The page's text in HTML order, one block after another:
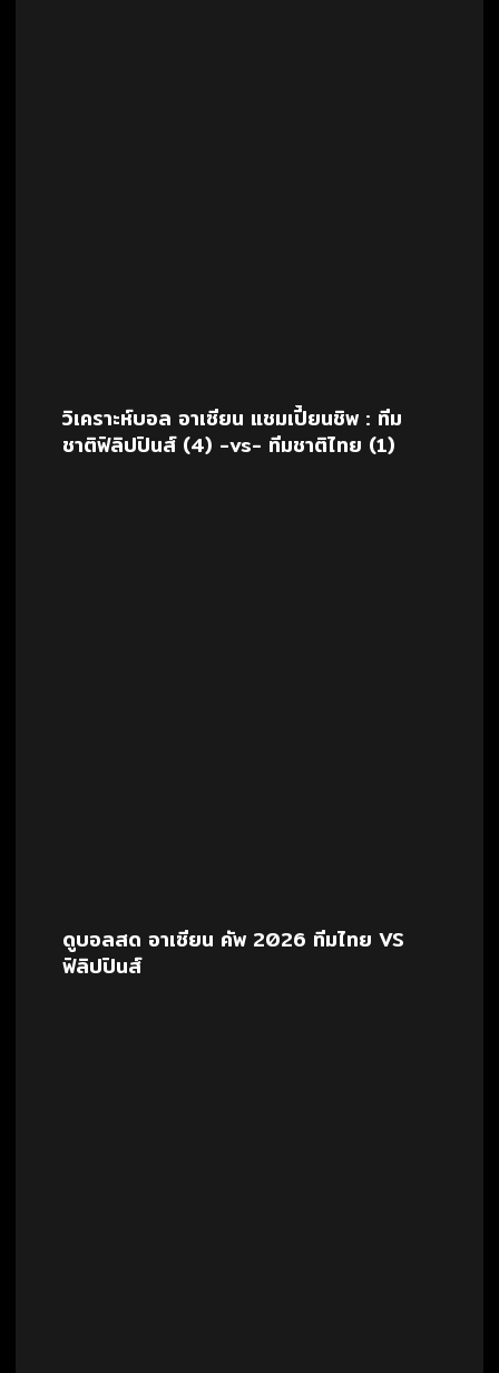
วิเคราะห์บอล อาเซียน แชมเปี้ยนชิพ : ทีม
ชาติฟิลิปปินส์ (4) -vs- ทีมชาติไทย (1)
ดูบอลสด อาเซียน คัพ 2026 ทีมไทย VS
ฟิลิปปินส์